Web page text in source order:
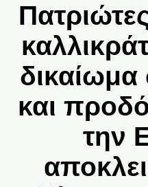
δικαίωμα
και
την